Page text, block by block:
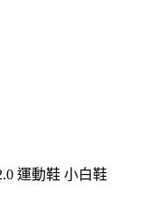
運動鞋 小白鞋